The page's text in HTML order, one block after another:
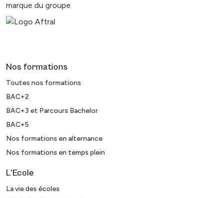
marque du groupe
Nos formations
Toutes nos formations
BAC+2
BAC+3 et Parcours Bachelor
BAC+5
Nos formations en alternance
Nos formations en temps plein
L’Ecole
La vie des écoles